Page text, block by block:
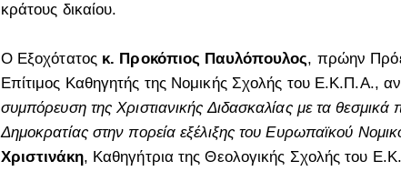
κράτους δικαίου.
Ο Εξοχότατος κ. Προκόπιος Παυλόπουλος, πρώην
Επίτιμος Καθηγητής της Νομικής Σχολής του Ε.Κ.Π.Α.,
συμπόρευση της Χριστιανικής Διδασκαλίας με τα
Δημοκρατίας στην πορεία εξέλιξης του Ευρωπαϊκού
Χριστινάκη, Καθηγήτρια της Θεολογικής Σχολής του